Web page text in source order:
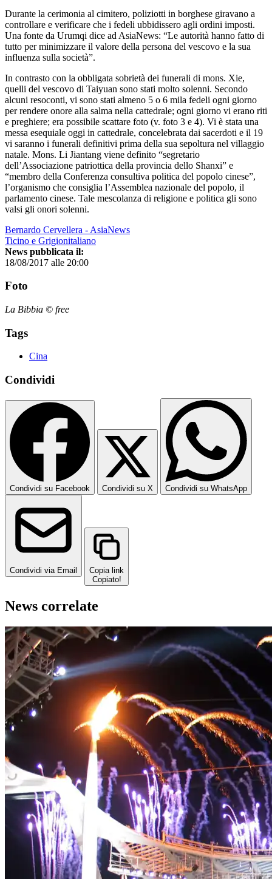
Durante la cerimonia al cimitero, poliziotti in borghese giravano a
controllare e verificare che i fedeli ubbidissero agli ordini imposti.
Una fonte da Urumqi dice ad AsiaNews: “Le autorità hanno fatto di
tutto per minimizzare il valore della persona del vescovo e la sua
influenza sulla società”.
In contrasto con la obbligata sobrietà dei funerali di mons. Xie,
quelli del vescovo di Taiyuan sono stati molto solenni. Secondo
alcuni resoconti, vi sono stati almeno 5 o 6 mila fedeli ogni giorno
per rendere onore alla salma nella cattedrale; ogni giorno vi erano riti
e preghiere; era possibile scattare foto (v. foto 3 e 4). Vi è stata una
messa esequiale oggi in cattedrale, concelebrata dai sacerdoti e il 19
vi saranno i funerali definitivi prima della sua sepoltura nel villaggio
natale. Mons. Li Jiantang viene definito “segretario
dell’Associazione patriottica della provincia dello Shanxi” e
“membro della Conferenza consultiva politica del popolo cinese”,
l’organismo che consiglia l’Assemblea nazionale del popolo, il
parlamento cinese. Tale mescolanza di religione e politica gli sono
valsi gli onori solenni.
Bernardo Cervellera - AsiaNews
Ticino e Grigionitaliano
News pubblicata il:
18/08/2017 alle 20:00
Foto
La Bibbia © free
Tags
Cina
Condividi
Condividi su Facebook Condividi su X Condividi su WhatsApp
Condividi via Email
Copia link
Copiato!
News correlate